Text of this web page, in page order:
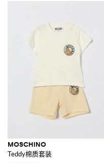
MOSCHINO
Teddy棉质套装